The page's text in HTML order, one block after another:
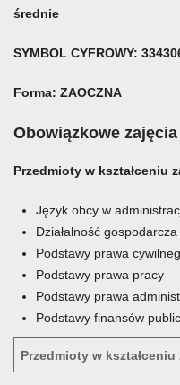
średnie
SYMBOL CYFROWY:
Forma: ZAOCZNA
Obowiązkowe
Przedmioty w kształceniu
Język obcy w
Działalność
Podstawy prawa
Podstawy prawa pracy
Podstawy prawa
Podstawy finansów
Przedmioty w